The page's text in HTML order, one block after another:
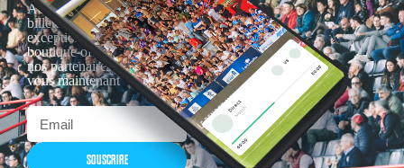
Actualités, nouveautés,
billetterie, remises
exceptionnelles dans la
boutique officielles & chez
nos partenaires… Inscrivez-
vous maintenant
SOUSCRIRE